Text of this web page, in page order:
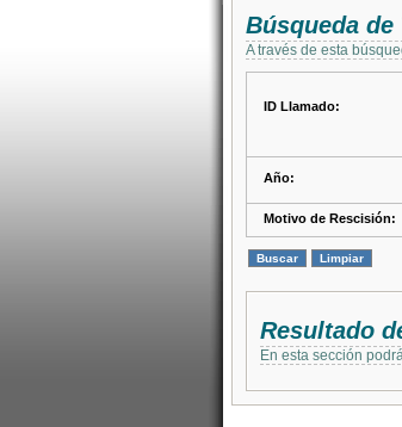
Búsqueda
A través de esta
ID Llamado:
Año:
Motivo de Rescisión:
Resultado
En esta sección